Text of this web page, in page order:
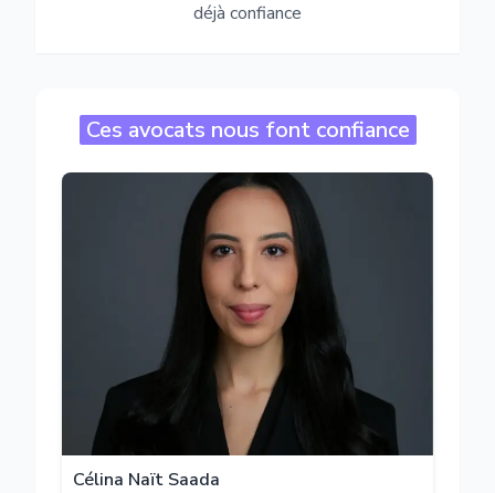
déjà confiance
Ces avocats nous font confiance
Célina Naït Saada